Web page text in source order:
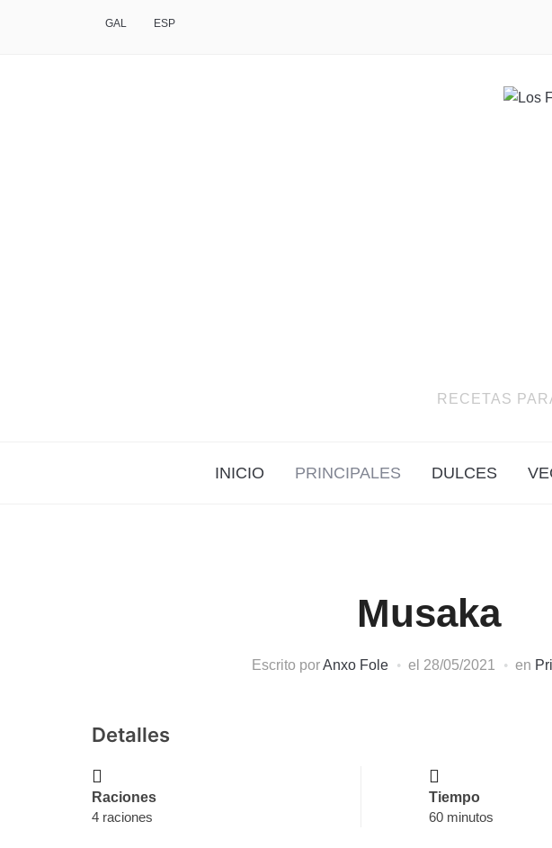
GAL ESP
RECETAS
INICIO PRINCIPALES DULCES
Musaka
Escrito porAnxo Fole el 28/05/2021 en
Detalles
Raciones
4 raciones
Tiempo
60 minutos